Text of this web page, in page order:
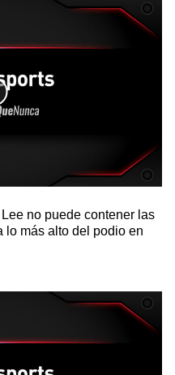
no puede contener las
lo más alto del podio en